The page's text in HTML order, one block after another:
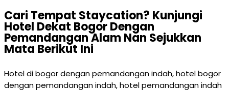
Cari Tempat Staycation? Kunjungi
Hotel Dekat Bogor Dengan
Pemandangan Alam Nan Sejukkan
Mata Berikut Ini
Hotel di bogor dengan pemandangan indah, hotel bogor
dengan pemandangan indah, hotel pemandangan indah